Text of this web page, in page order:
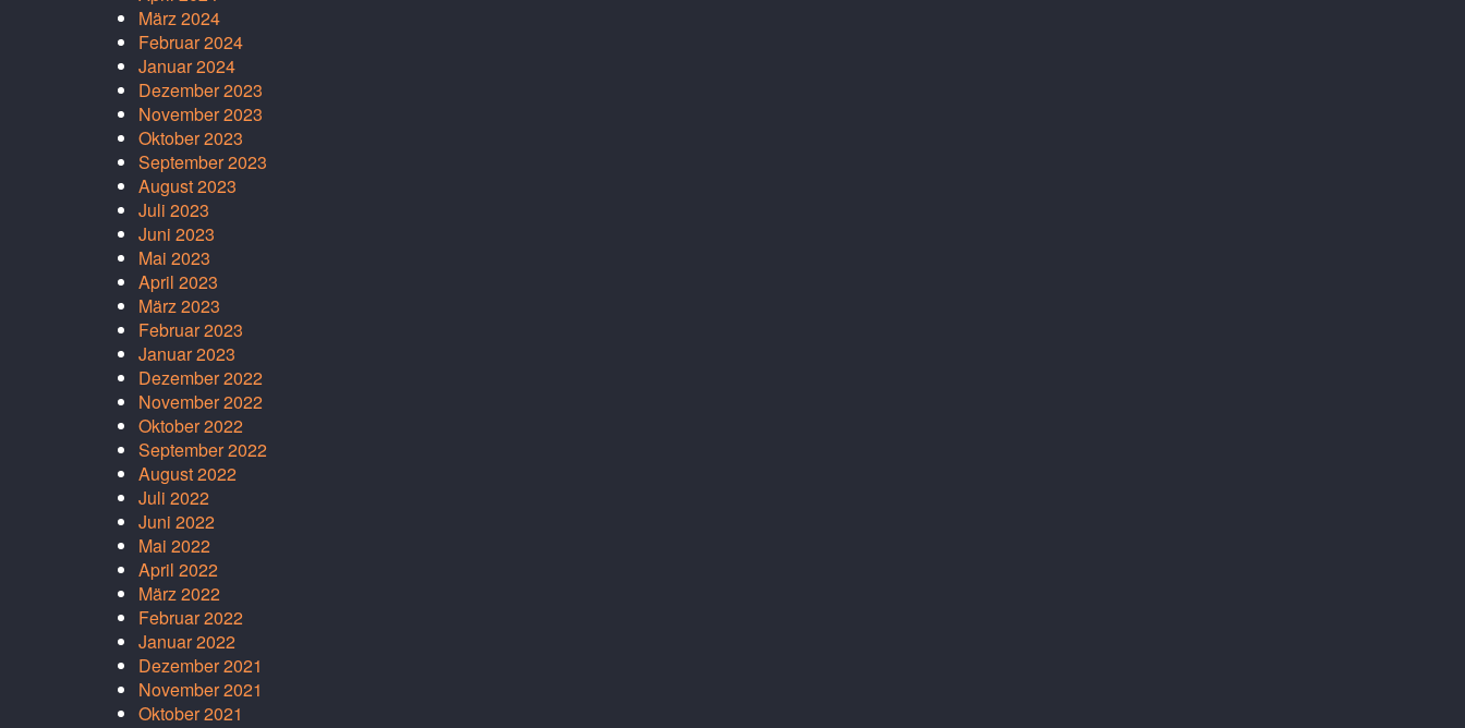
März 2024
Februar 2024
Januar 2024
Dezember 2023
November 2023
Oktober 2023
September 2023
August 2023
Juli 2023
Juni 2023
Mai 2023
April 2023
März 2023
Februar 2023
Januar 2023
Dezember 2022
November 2022
Oktober 2022
September 2022
August 2022
Juli 2022
Juni 2022
Mai 2022
April 2022
März 2022
Februar 2022
Januar 2022
Dezember 2021
November 2021
Oktober 2021